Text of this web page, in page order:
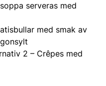
serveras med
med smak av
2 – Crêpes med